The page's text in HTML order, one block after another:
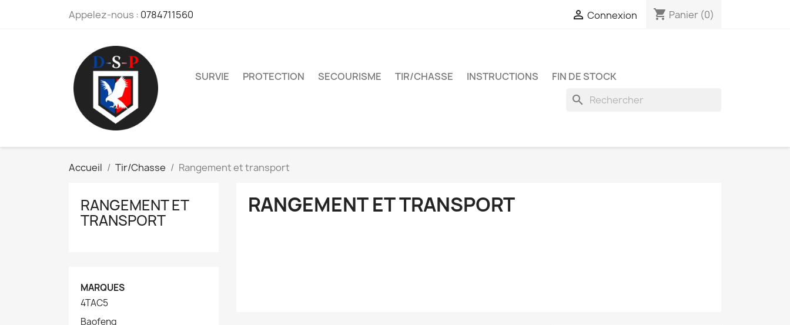
Appelez-nous : 0784711560  Connexion shopping_cart Panier (0)
SURVIE PROTECTION SECOURISME TIR/CHASSE INSTRUCTIONS FIN DE STOCK
search
Accueil Tir/Chasse Rangement et transport
RANGEMENT ET
TRANSPORT
MARQUES
4TAC5
Baofeng
RANGEMENT ET TRANSPORT